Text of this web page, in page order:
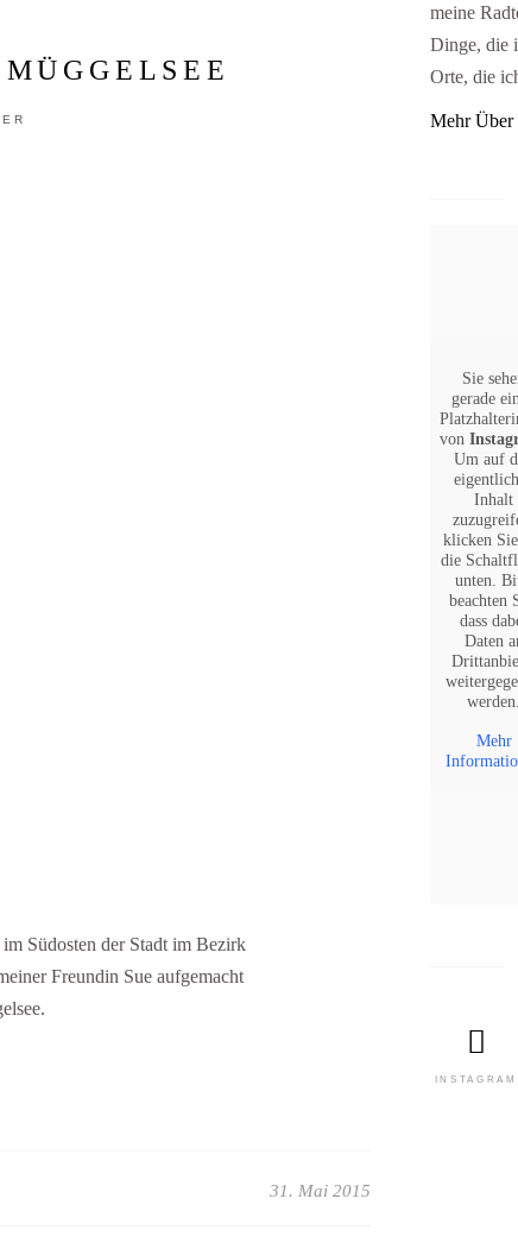
Südosten der Stadt im Bezirk
Freundin Sue aufgemacht
31. Mai 2015
meine
Dinge, die
Orte, die
Mehr Über
Sie
gerade
von
Um auf
Inhalt
klicken
die
unten.
beachten
dass
Daten
werden.
Mehr
INSTAGRAM